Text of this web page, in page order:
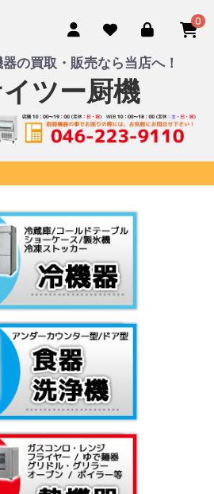
0
の買取・販売なら当店へ！
ツー厨機